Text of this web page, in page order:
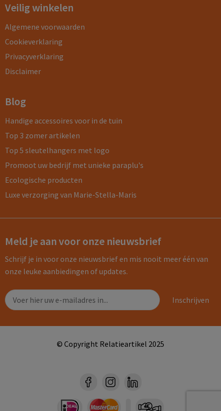
Veilig winkelen
Algemene voorwaarden
Cookieverklaring
Privacyverklaring
Disclaimer
Blog
Handige accessoires voor in de tuin
Top 3 zomer artikelen
Top 5 sleutelhangers met logo
Promoot uw bedrijf met unieke paraplu's
Ecologische producten
Luxe verzorging van Marie-Stella-Maris
Meld je aan voor onze nieuwsbrief
Schrijf je in voor onze nieuwsbrief en mis nooit meer één van
onze leuke aanbiedingen of updates.
© Copyright Relatieartikel 2025